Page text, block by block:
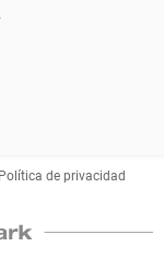
Política de privacidad